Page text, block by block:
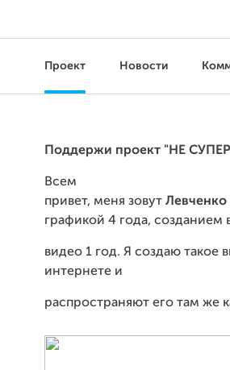
Проект Новости
Поддержи проект "НЕ
Всем
привет, меня зовут Левченко
графикой 4 года, созданием
видео 1 год. Я создаю такое
интернете и
распространяют его там же